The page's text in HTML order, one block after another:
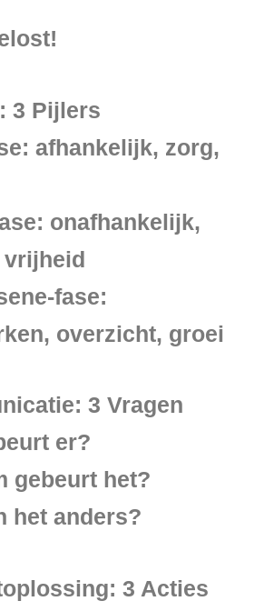
3 Pijlers
afhankelijk, zorg,
onafhankelijk,
vrijheid
fase:
overzicht, groei
3 Vragen
er?
gebeurt het?
het anders?
3 Acties